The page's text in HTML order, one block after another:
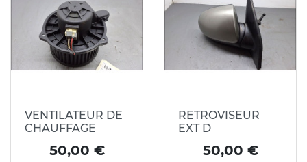
VENTILATEUR DE
CHAUFFAGE
Prix
50,00 €
RETROVISEUR
EXT D
Prix
50,00 €